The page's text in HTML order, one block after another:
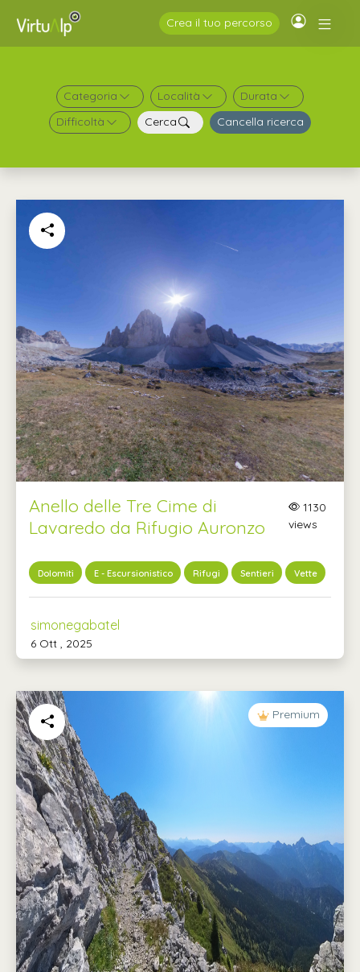
Crea il tuo percorso
Categoria Località
Durata
Difficoltà
Cerca Cancella ricerca
Anello delle Tre Cime di
Lavaredo da Rifugio Auronzo
1130
views
Dolomiti E - Escursionistico Rifugi Sentieri Vette
simonegabatel
6 Ott , 2025
Premium